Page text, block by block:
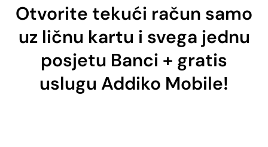
Otvorite tekući račun samo
uz ličnu kartu i svega jednu
posjetu Banci + gratis
uslugu Addiko Mobile!